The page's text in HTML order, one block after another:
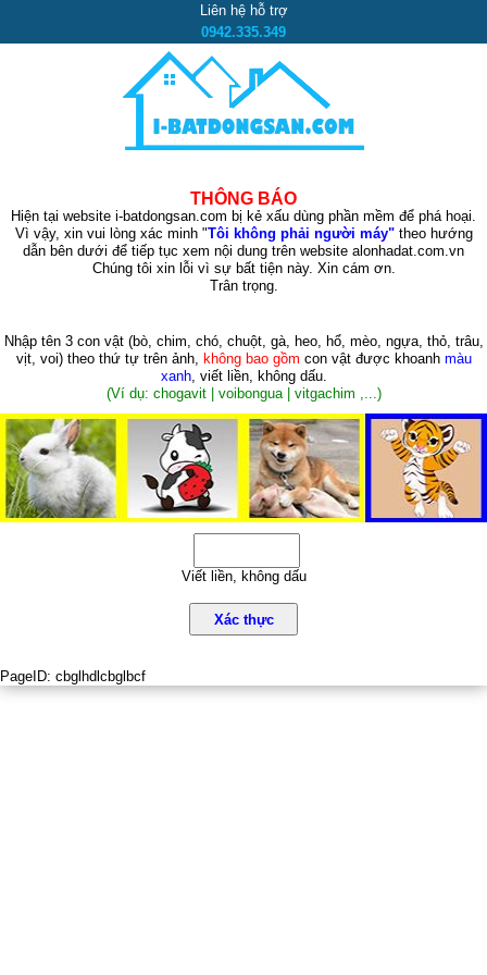
Liên hệ hỗ trợ
0942.335.349
THÔNG BÁO
Hiện tại website i-batdongsan.com bị kẻ xấu dùng phần mềm để phá hoại.
Vì vậy, xin vui lòng xác minh "Tôi không phải người máy"theo hướng
dẫn bên dưới để tiếp tục xem nội dung trên website alonhadat.com.vn
Chúng tôi xin lỗi vì sự bất tiện này. Xin cám ơn.
Trân trọng.
Nhập tên 3 con vật (bò, chim, chó, chuột, gà, heo, hổ, mèo, ngựa, thỏ, trâu,
vịt, voi)theo thứ tự trên ảnh, không bao gồm con vật được khoanh màu
xanh, viết liền, không dấu.
(Ví dụ: chogavit | voibongua | vitgachim ,...)
Viết liền, không dấu
Xác thực
PageID: cbglhdlcbglbcf